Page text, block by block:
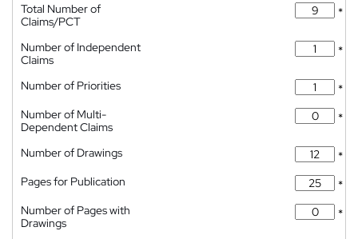
Total Number of
Claims/PCT
*
Number of Independent
Claims
*
Number of Priorities
*
Number of Multi-
Dependent Claims
*
Number of Drawings
*
Pages for Publication
*
Number of Pages with
Drawings
*